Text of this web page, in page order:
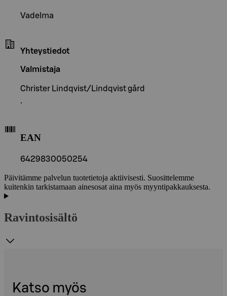
Vadelma
Yhteystiedot
Valmistaja
Christer Lindqvist/Lindqvist gård
.
EAN
6429830050254
Päivitämme palvelun tuotetietoja aktiivisesti. Suosittelemme
kuitenkin tarkistamaan ainesosat aina myös myyntipakkauksesta.
Ravintosisältö
Katso myös